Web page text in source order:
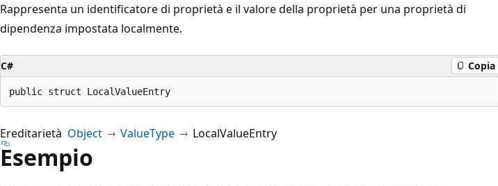
Rappresenta un identificatore di proprietà e il valore della proprietà per una proprietà di
dipendenza impostata localmente.
C# Copia
public struct LocalValueEntry
Ereditarietà Object ValueType LocalValueEntry
Esempio